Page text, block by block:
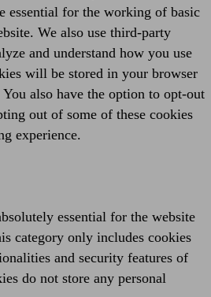
essential for the working of basic
We also use third-party
and understand how you use
will be stored in your browser
also have the option to opt-out
out of some of these cookies
experience.
essential for the website
category only includes cookies
and security features of
do not store any personal